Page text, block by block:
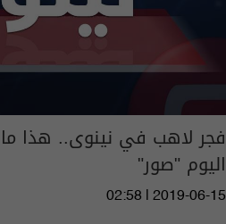
فجر لاهب في نينوى.. هذا
اليوم "صور"
02:58 | 2019-06-15